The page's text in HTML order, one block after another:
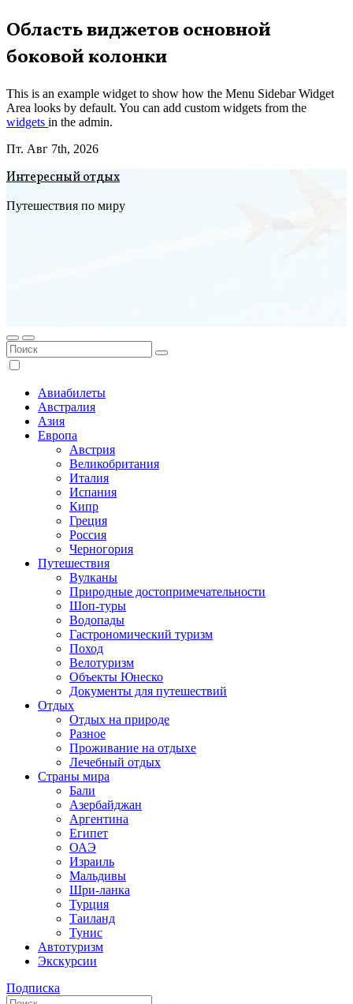
Перейти
к
содержимому
Область виджетов основной
боковой колонки
This is an example widget to show how the Menu Sidebar Widget
Area looks by default. You can add custom widgets from the
widgets in the admin.
Пт. Авг 7th, 2026
Интересный отдых
Путешествия по миру
Авиабилеты
Австралия
Азия
Европа
Австрия
Великобритания
Италия
Испания
Кипр
Греция
Россия
Черногория
Путешествия
Вулканы
Природные достопримечательности
Шоп-туры
Водопады
Гастрономический туризм
Поход
Велотуризм
Объекты Юнеско
Документы для путешествий
Отдых
Отдых на природе
Разное
Проживание на отдыхе
Лечебный отдых
Страны мира
Бали
Азербайджан
Аргентина
Египет
ОАЭ
Израиль
Мальдивы
Шри-ланка
Турция
Таиланд
Тунис
Автотуризм
Экскурсии
Подписка